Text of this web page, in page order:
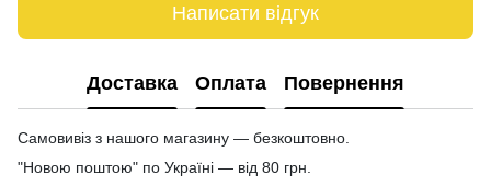
Написати відгук
Доставка Оплата Повернення
Самовивіз з нашого магазину — безкоштовно.
"Новою поштою" по Україні — від 80 грн.